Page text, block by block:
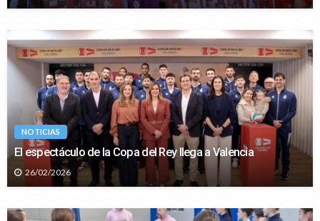
NOTICIAS
El espectáculo de la Copa del Rey llega a Valencia
26/02/2026